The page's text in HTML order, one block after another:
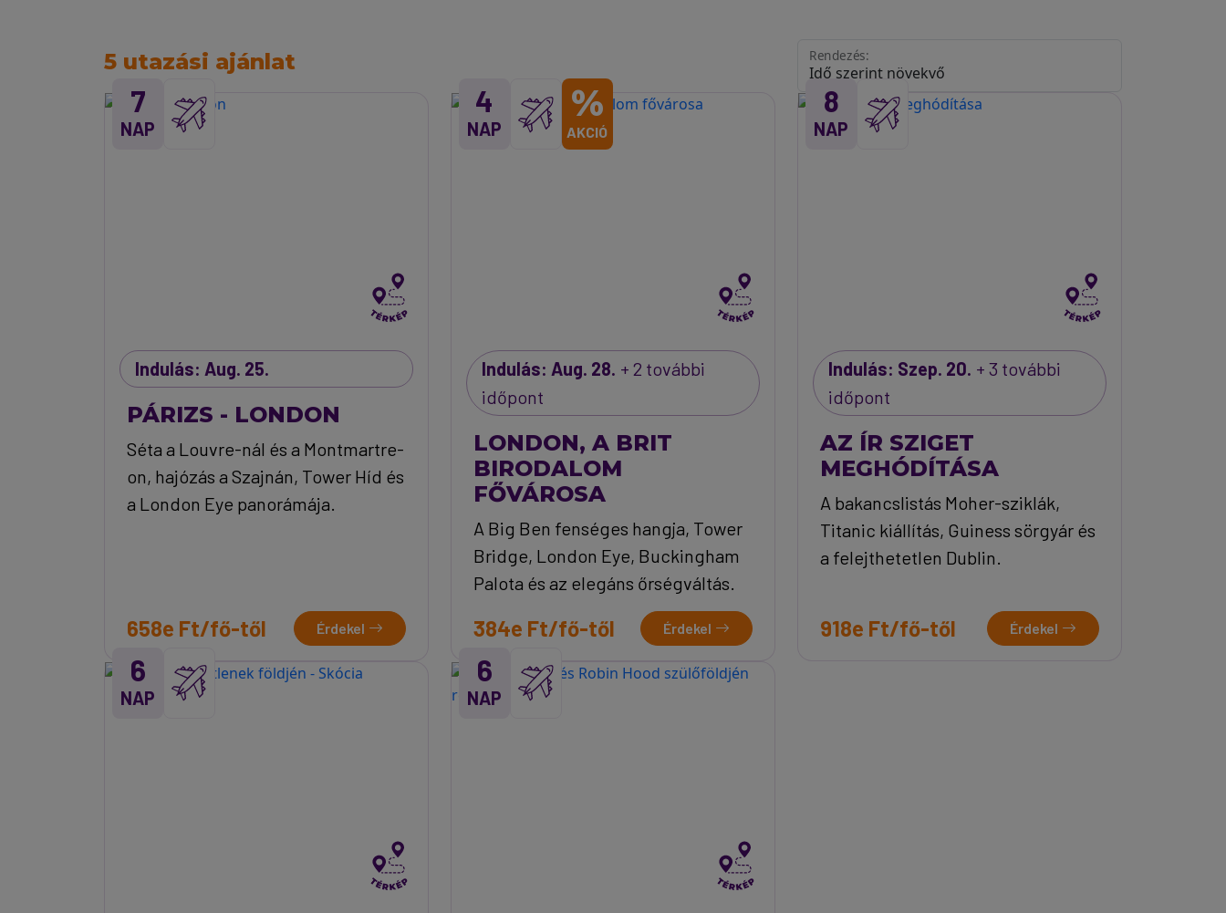
5 utazási ajánlat Rendezés:
7
NAP
Indulás: Aug. 25.
PÁRIZS - LONDON
Séta a Louvre-nál és a Montmartre-
on, hajózás a Szajnán, Tower Híd és
a London Eye panorámája.
658e Ft/fő-től Érdekel
4
NAP
%
AKCIÓ
Indulás: Aug. 28. + 2 további
időpont
LONDON, A BRIT
BIRODALOM
FŐVÁROSA
A Big Ben fenséges hangja, Tower
Bridge, London Eye, Buckingham
Palota és az elegáns őrségváltás.
384e Ft/fő-től Érdekel
8
NAP
Indulás: Szep. 20. + 3 további
időpont
AZ ÍR SZIGET
MEGHÓDÍTÁSA
A bakancslistás Moher-sziklák,
Titanic kiállítás, Guiness sörgyár és
a felejthetetlen Dublin.
918e Ft/fő-től Érdekel
6
NAP
6
NAP